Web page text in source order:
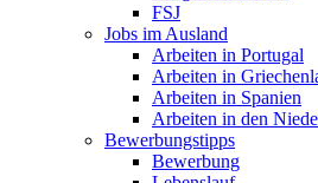
FSJ
Jobs im Ausland
Arbeiten in Portugal
Arbeiten in
Arbeiten in Spanien
Arbeiten in den
Bewerbungstipps
Bewerbung